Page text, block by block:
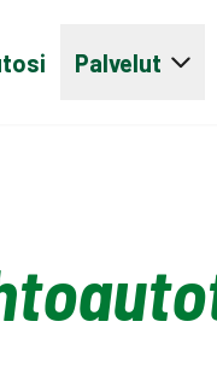
Palvelut